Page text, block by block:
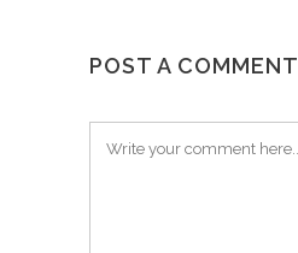
POST A COMMENT